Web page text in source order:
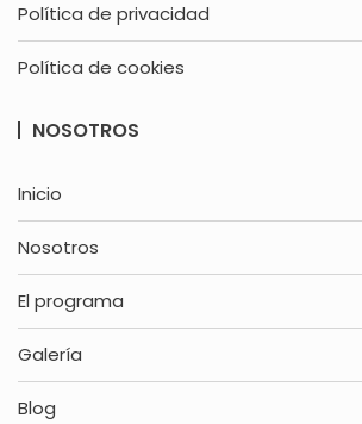
Política de privacidad
Política de cookies
NOSOTROS
Inicio
Nosotros
El programa
Galería
Blog